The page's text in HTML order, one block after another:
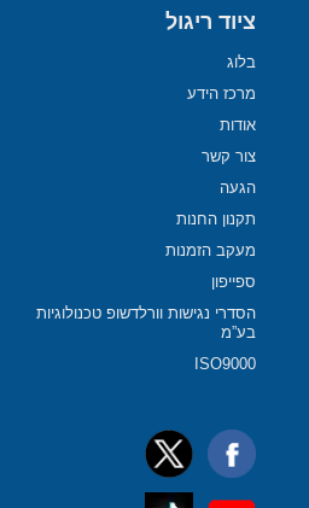
ציוד ריגול
בלוג
מרכז הידע
אודות
צור קשר
הגעה
תקנון החנות
מעקב הזמנות
ספייפון
הסדרי נגישות וורלדשופ טכנולוגיות
בע”מ
ISO9000